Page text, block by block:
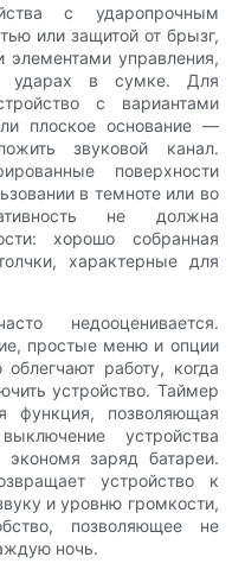
с ударопрочным
или защитой от брызг,
управления,
ударах в сумке. Для
с вариантами
плоское основание —
звуковой канал.
поверхности
в темноте или во
не должна
хорошо собранная
характерные для
недооценивается.
простые меню и опции
облегчают работу, когда
устройство. Таймер
функция, позволяющая
устройства
заряд батареи.
устройство к
и уровню громкости,
позволяющее не
ночь.